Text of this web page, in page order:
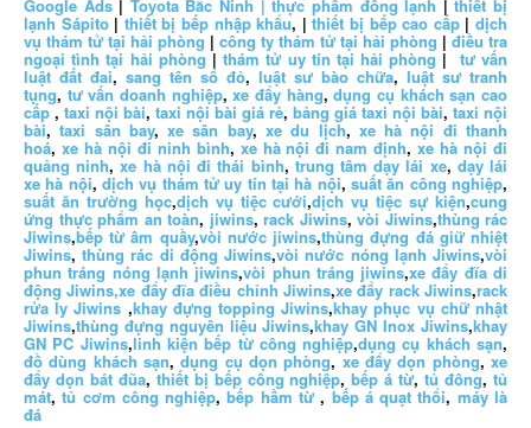
Google Ads| Toyota Bắc Ninh | thực phẩm đông lạnh |thiết bị
lạnh Sápito | thiết bị bếp nhập khẩu, |thiết bị bếp cao cấp|dịch
vụ thám tử tại hải phòng | công ty thám tử tại hải phòng | điều tra
ngoại tình tại hải phòng |thám tử uy tín tại hải phòng | tư vấn
luật đất đai, sang tên sổ đỏ, luật sư bào chữa, luật sư tranh
tụng, tư vấn doanh nghiệp,xe đẩy hàng,dụng cụ khách sạn cao
cấp , taxi nội bài, taxi nội bài giá rẻ, bảng giá taxi nội bài, taxi nội
bài,taxi sân bay,xe sân bay,xe du lịch, xe hà nội đi thanh
hoá, xe hà nội đi ninh bình, xe hà nội đi nam định,xe hà nội đi
quảng ninh,xe hà nội đi thái bình, trung tâm dạy lái xe, dạy lái
xe hà nội,dịch vụ thám tử uy tín tại hà nội,suất ăn công nghiệp,
suất ăn trường học,dịch vụ tiệc cưới,dịch vụ tiệc sự kiện,cung
ứng thực phẩm an toàn, jiwins, rack Jiwins, vòi Jiwins,thùng rác
Jiwins,bếp từ âm quầy,vòi nước jiwins,thùng đựng đá giữ nhiệt
Jiwins,thùng rác di động Jiwins,vòi nước nóng lạnh Jiwins,vòi
phun tráng nóng lạnh jiwins,vòi phun tráng jiwins,xe đẩy đĩa di
động Jiwins,xe đẩy đĩa điều chỉnh Jiwins,xe đẩy rack Jiwins,rack
rửa ly Jiwins ,khay đựng topping Jiwins,khay phục vụ chữ nhật
Jiwins,thùng đựng nguyên liệu Jiwins,khay GN Inox Jiwins,khay
GN PC Jiwins,linh kiện bếp từ công nghiệp,dụng cụ khách sạn,
đồ dùng khách sạn,dụng cụ dọn phòng, xe đẩy dọn phòng,xe
đẩy dọn bát đũa, thiết bị bếp công nghiệp,bếp á từ,tủ đông,tủ
mát,tủ cơm công nghiệp,bếp hầm từ , bếp á quạt thổi, máy là
đá